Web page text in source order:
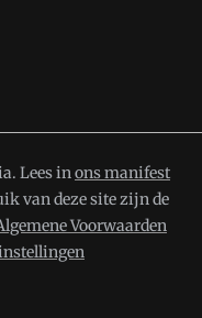
Lees inons manifest
van deze site zijn de
Voorwaarden